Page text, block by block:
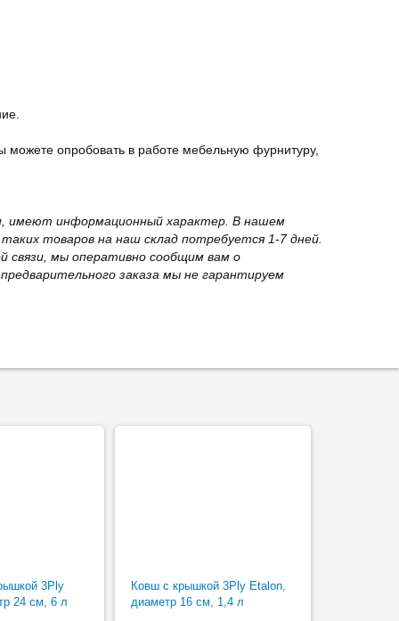
опробовать в работе мебельную фурнитуру,
имеют информационный характер. В нашем
товаров на наш склад потребуется 1-7 дней.
связи, мы оперативно сообщим вам о
заказа мы не гарантируем
3Ply
24 см, 6 л
Ковш с крышкой 3Ply Etalon,
диаметр 16 см, 1,4 л